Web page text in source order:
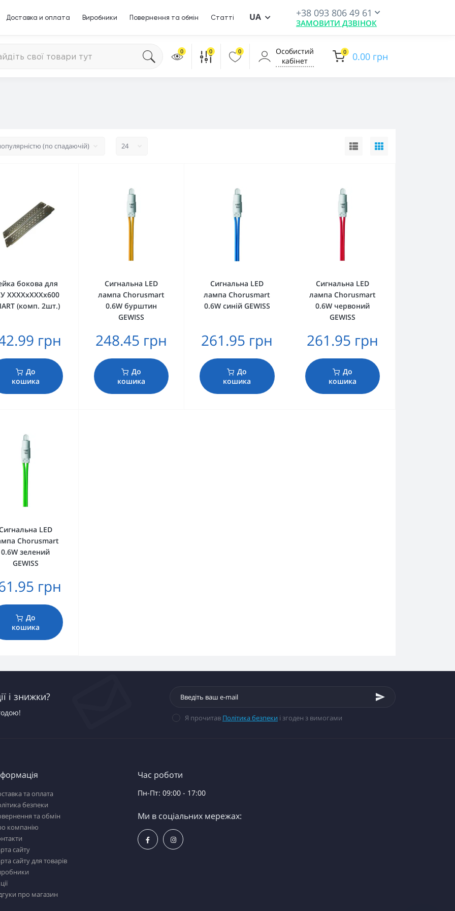
Доставка и оплата Виробники Повернення та обмін Статті UA +38 093 806 49 61
ЗАМОВИТИ ДЗВІНОК
0 0 0
Особистий
кабінет
0 0.00 грн
бокова для
ХХХХхХХХх600
(комп. 2шт.)
грн
До
кошика
Сигнальна LED
лампа Chorusmart
0.6W бурштин
GEWISS
248.45 грн
До
кошика
Сигнальна LED
лампа Chorusmart
0.6W синій GEWISS
261.95 грн
До
кошика
Сигнальна LED
лампа Chorusmart
0.6W червоний
GEWISS
261.95 грн
До
кошика
LED
Chorusmart
0.6W зелений
GEWISS
грн
До
кошика
і знижки?
Я прочитав Політика безпеки і згоден з вимогами
та оплата
безпеки
та обмін
компанію
сайту
сайту для товарів
про магазин
Час роботи
Пн-Пт: 09:00 - 17:00
Ми в соціальних мережах: